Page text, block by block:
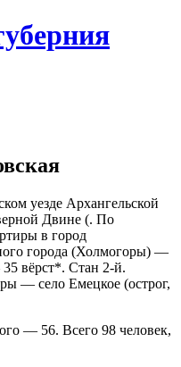
уезде Архангельской
Двине (. По
в город
города (Холмогоры) —
вёрст*. Стан 2-й.
— село Емецкое (острог,
— 56. Всего 98 человек,